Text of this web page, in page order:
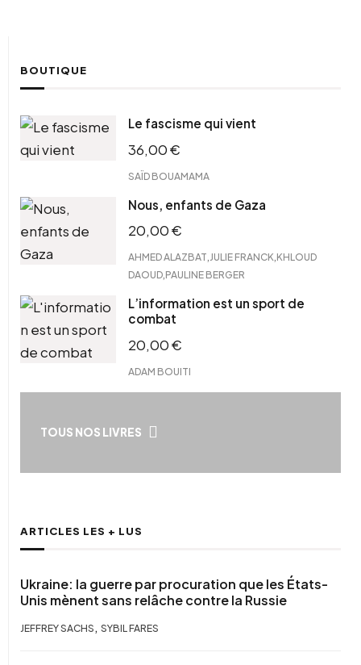
BOUTIQUE
Le fascisme qui vient
36,00€
SAÏD BOUAMAMA
Nous, enfants de Gaza
20,00€
AHMED ALAZBAT JULIE FRANCK KHLOUD
DAOUD PAULINE BERGER
L’information est un sport de
combat
20,00€
ADAM BOUITI
TOUS NOS LIVRES
ARTICLES LES + LUS
Ukraine: la guerre par procuration que les États-
Unis mènent sans relâche contre la Russie
JEFFREY SACHS , SYBIL FARES